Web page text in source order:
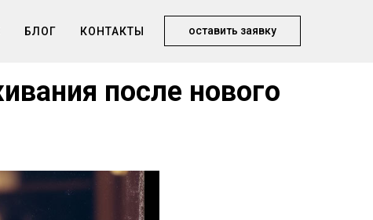
БЛОГ КОНТАКТЫ оставить заявку
после нового